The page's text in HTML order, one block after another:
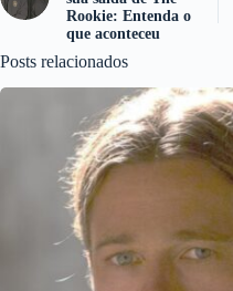
Rookie: Entenda o
que aconteceu
Posts relacionados